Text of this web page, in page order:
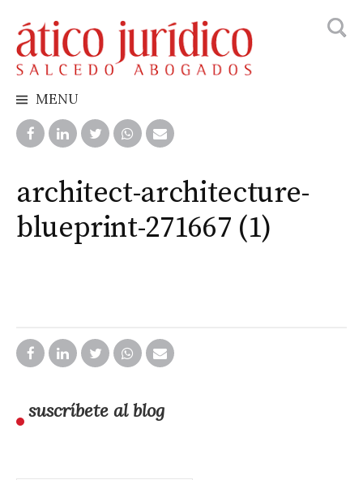
to
content
MENU
architect-architecture-
blueprint-271667 (1)
suscríbete al blog